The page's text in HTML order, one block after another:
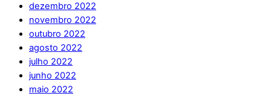
dezembro 2022
novembro 2022
outubro 2022
agosto 2022
julho 2022
junho 2022
maio 2022